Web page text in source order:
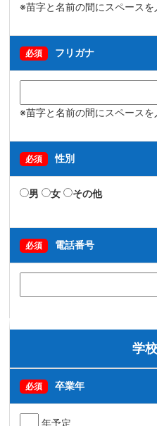
※苗字と名前の間にスペースを
必須 フリガナ
※苗字と名前の間にスペースを
必須 性別
男 女 その他
必須 電話番号
学
必須 卒業年
年予定